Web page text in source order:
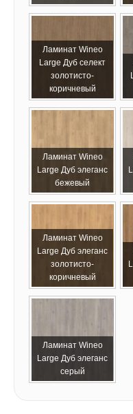
Ламинат Wineo
Large Дуб селект
золотисто-
коричневый
Ламинат Wineo
Large Дуб элеганс
бежевый
Ламинат Wineo
Large Дуб элеганс
золотисто-
коричневый
Ламинат Wineo
Large Дуб элеганс
серый